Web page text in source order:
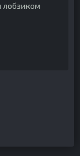
лобзиком